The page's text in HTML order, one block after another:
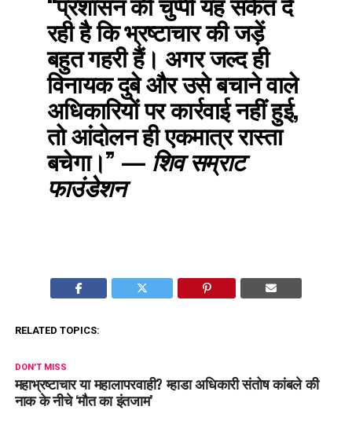
रही है कि भ्रष्टाचार की जड़ें
बहुत गहरी हैं। अगर जल्द ही
विनायक दुबे और उसे बचाने वाले
अधिकारियों पर कार्रवाई नहीं हुई,
तो आंदोलन ही एकमात्र रास्ता
बचेगा।” — शिव सम्राट
फाउंडेशन
RELATED TOPICS:
DON'T MISS
महाभ्रष्टाचार या महालापरवाही? म्हाडा अधिकारी संतोष कांबले की
नाक के नीचे ‘मौत का इंतजाम’